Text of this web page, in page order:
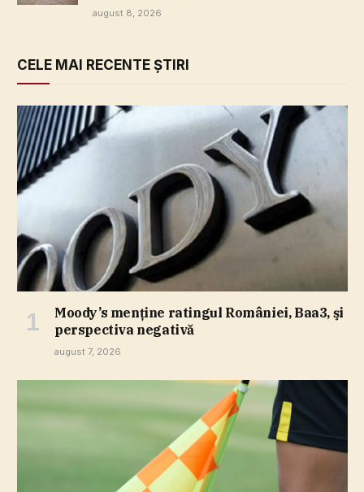
august 8, 2026
CELE MAI RECENTE ȘTIRI
Moody’s menţine ratingul României, Baa3, şi
perspectiva negativă
august 7, 2026